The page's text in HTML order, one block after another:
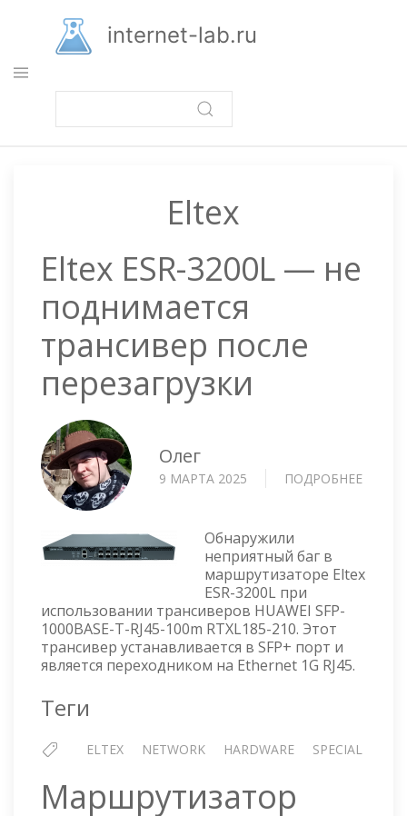
основному
содержанию
internet-lab.ru
Eltex
Eltex ESR-3200L — не
поднимается
трансивер после
перезагрузки
Олег
9 МАРТА 2025 ПОДРОБНЕЕ
НЕ
Обнаружили
неприятный баг в
маршрутизаторе Eltex
ESR-3200L при
использовании трансиверов HUAWEI SFP-
1000BASE-T-RJ45-100m RTXL185-210. Этот
трансивер устанавливается в SFP+ порт и
является переходником на Ethernet 1G RJ45.
Теги
ELTEX NETWORK HARDWARE SPECIAL
Маршрутизатор